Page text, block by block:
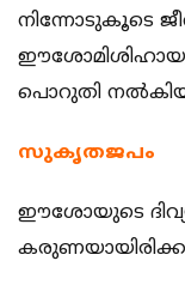
നിന്നോടുകൂടെ
പൊറുതി
സുകൃതജപം
ഈശോയുടെ